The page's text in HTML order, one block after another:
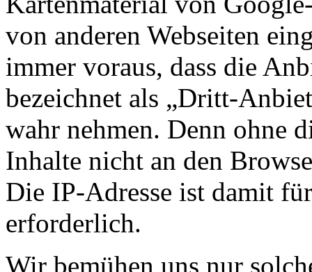
von anderen Webseiten
immer voraus, dass die
bezeichnet als „Dritt-
wahr nehmen. Denn ohne
Inhalte nicht an den
Die IP-Adresse ist damit
erforderlich.
Wir bemühen uns nur